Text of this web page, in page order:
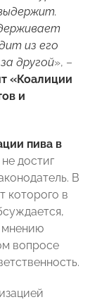
из его
другой», –
«Коалиции
и
пива в
не достиг
В
которого в
мнению
вопросе